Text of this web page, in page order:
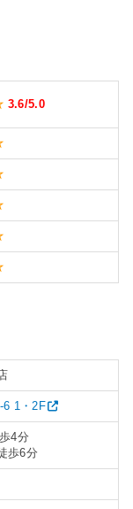
3.6/5.0
6 1・2F
4分
歩6分